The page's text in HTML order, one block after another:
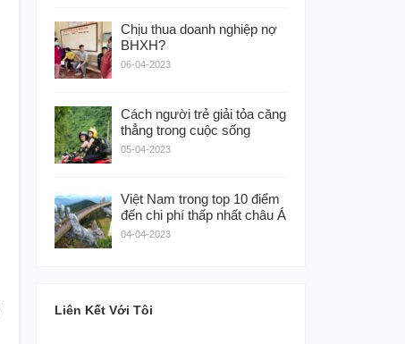
Chịu thua doanh nghiệp nợ
BHXH?
06-04-2023
Cách người trẻ giải tỏa căng
thẳng trong cuộc sống
05-04-2023
Việt Nam trong top 10 điểm
đến chi phí thấp nhất châu Á
04-04-2023
Liên Kết Với Tôi